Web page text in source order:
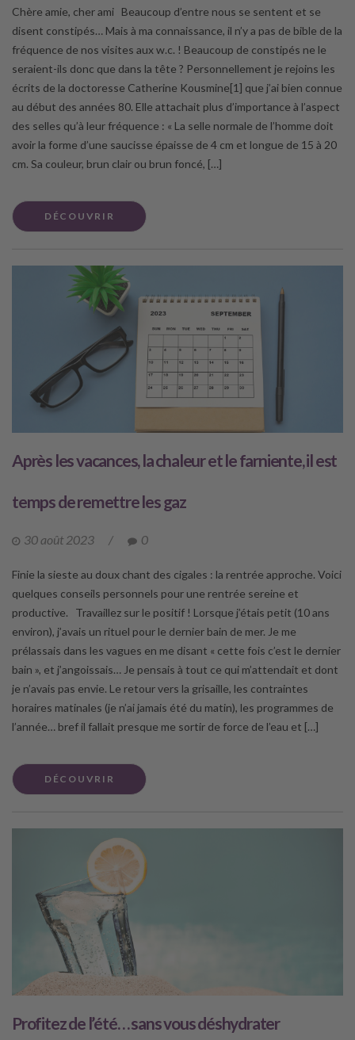
Chère amie, cher ami Beaucoup d’entre nous se sentent et se
disent constipés… Mais à ma connaissance, il n’y a pas de bible de la
fréquence de nos visites aux w.c. ! Beaucoup de constipés ne le
seraient-ils donc que dans la tête ? Personnellement je rejoins les
écrits de la doctoresse Catherine Kousmine[1] que j’ai bien connue
au début des années 80. Elle attachait plus d’importance à l’aspect
des selles qu’à leur fréquence : « La selle normale de l’homme doit
avoir la forme d’une saucisse épaisse de 4 cm et longue de 15 à 20
cm. Sa couleur, brun clair ou brun foncé, […]
DÉCOUVRIR
Après les vacances, la chaleur et le farniente, il est
temps de remettre les gaz
30 août 2023 / 0
Finie la sieste au doux chant des cigales : la rentrée approche. Voici
quelques conseils personnels pour une rentrée sereine et
productive. Travaillez sur le positif ! Lorsque j’étais petit (10 ans
environ), j’avais un rituel pour le dernier bain de mer. Je me
prélassais dans les vagues en me disant « cette fois c’est le dernier
bain », et j’angoissais… Je pensais à tout ce qui m’attendait et dont
je n’avais pas envie. Le retour vers la grisaille, les contraintes
horaires matinales (je n’ai jamais été du matin), les programmes de
l’année… bref il fallait presque me sortir de force de l’eau et […]
DÉCOUVRIR
Profitez de l’été… sans vous déshydrater